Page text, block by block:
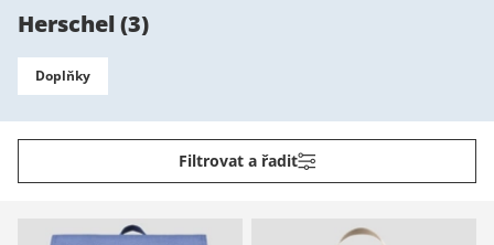
Herschel(3)
Doplňky
Filtrovat a řadit